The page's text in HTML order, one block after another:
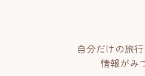
自分だけの旅
情報がみ